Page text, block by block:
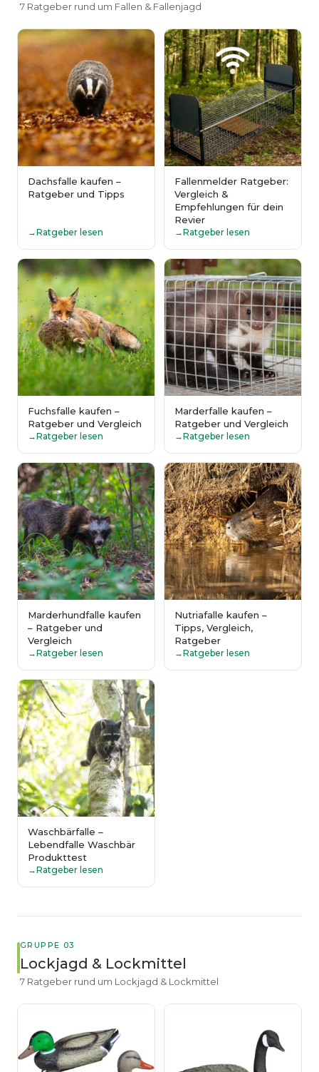
7 Ratgeber rund um Fallen & Fallenjagd
Dachsfalle kaufen –
Ratgeber und Tipps
Ratgeber lesen
Fallenmelder Ratgeber:
Vergleich &
Empfehlungen für dein
Revier
Ratgeber lesen
Fuchsfalle kaufen –
Ratgeber und Vergleich
Ratgeber lesen
Marderfalle kaufen –
Ratgeber und Vergleich
Ratgeber lesen
Marderhundfalle kaufen
– Ratgeber und
Vergleich
Ratgeber lesen
Nutriafalle kaufen –
Tipps, Vergleich,
Ratgeber
Ratgeber lesen
Waschbärfalle –
Lebendfalle Waschbär
Produkttest
Ratgeber lesen
GRUPPE 03
Lockjagd & Lockmittel
7 Ratgeber rund um Lockjagd & Lockmittel